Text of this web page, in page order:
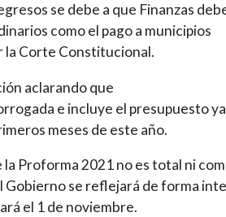
se debe a que Finanzas
como el pago a municipios
la Corte Constitucional.
aclarando que
e incluye el presupuesto ya
meses de este año.
Proforma 2021 no es total ni
Gobierno se reflejará de forma
el 1 de noviembre.